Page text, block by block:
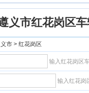
义市红花岗区
市 > 红花岗区
输入红花岗区
输入红花岗